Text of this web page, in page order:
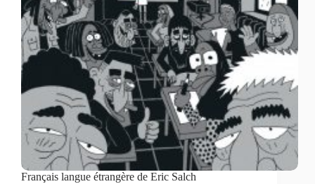
Français langue étrangère de Eric Salch